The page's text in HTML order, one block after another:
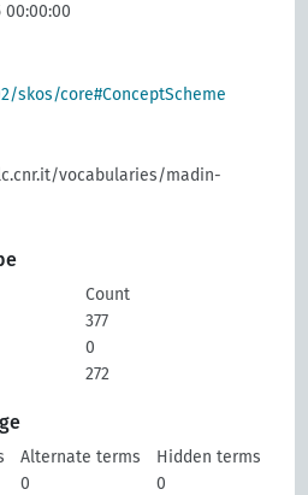
00:00:00
skos/core#ConceptScheme
vocabularies/madin-
Count
377
0
272
Alternate terms
Hidden terms
0
0